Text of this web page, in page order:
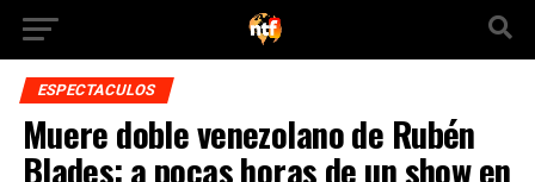
ESPECTACULOS
Muere doble venezolano de Rubén
Blades: a pocas horas de un show en